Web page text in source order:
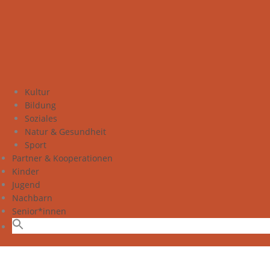
Kultur
Bildung
Soziales
Natur & Gesundheit
Sport
Partner & Kooperationen
Kinder
Jugend
Nachbarn
Senior*innen